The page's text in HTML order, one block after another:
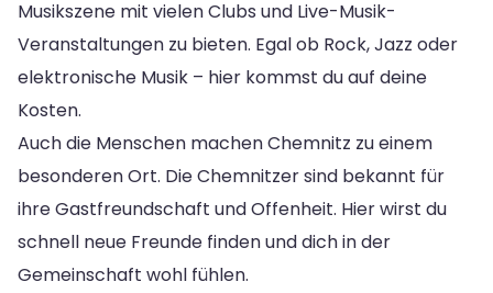
Musikszene mit vielen Clubs und Live-Musik-
Veranstaltungen zu bieten. Egal ob Rock, Jazz oder
elektronische Musik – hier kommst du auf deine
Kosten.
Auch die Menschen machen Chemnitz zu einem
besonderen Ort. Die Chemnitzer sind bekannt für
ihre Gastfreundschaft und Offenheit. Hier wirst du
schnell neue Freunde finden und dich in der
Gemeinschaft wohl fühlen.